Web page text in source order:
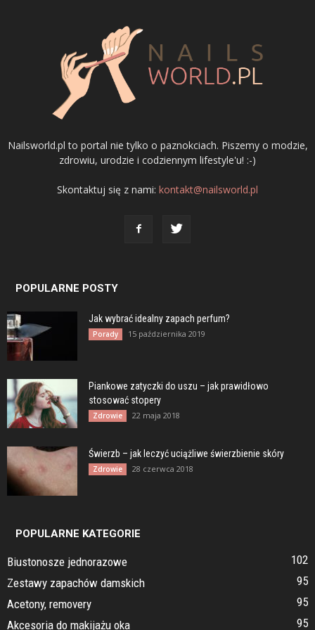
Nailsworld.pl to portal nie tylko o paznokciach. Piszemy o modzie,
zdrowiu, urodzie i codziennym lifestyle'u! :-)
Skontaktuj się z nami: kontakt@nailsworld.pl
POPULARNE POSTY
Jak wybrać idealny zapach perfum?
Porady 15 października 2019
Piankowe zatyczki do uszu – jak prawidłowo
stosować stopery
Zdrowie 22 maja 2018
Świerzb – jak leczyć uciążliwe świerzbienie skóry
Zdrowie 28 czerwca 2018
POPULARNE KATEGORIE
Biustonosze jednorazowe
102
Zestawy zapachów damskich
95
Acetony, removery
95
Akcesoria do makijażu oka
95